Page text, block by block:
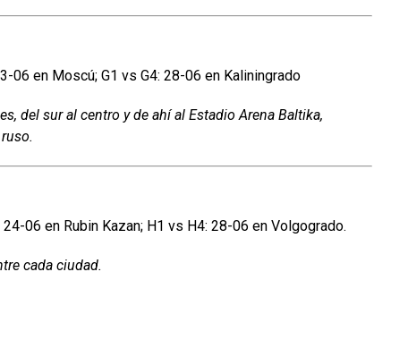
06 en Moscú; G1 vs G4: 28-06 en Kaliningrado
del sur al centro y de ahí al Estadio Arena Baltika,
06 en Rubin Kazan; H1 vs H4: 28-06 en Volgogrado.
cada ciudad.